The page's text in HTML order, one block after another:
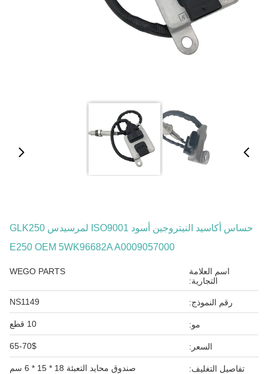
حساس أكاسيد النيتروجين أسود ISO9001 لمرسيدس GLK250
E250 OEM 5WK96682A A0009057000
اسم العلامة
التجارية:
WEGO PARTS
رقم النموذج: NS1149
مو: 10 قطع
السعر: 65-70$
تفاصيل التغليف: صندوق محايد التعبئة 18 * 15 * 6 سم